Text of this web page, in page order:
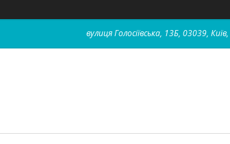
вулиця Голосіївська, 13Б, 03039,